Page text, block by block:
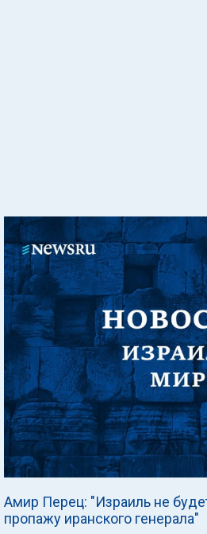
Амир Перец: "Израиль не
пропажу иранского генерала"